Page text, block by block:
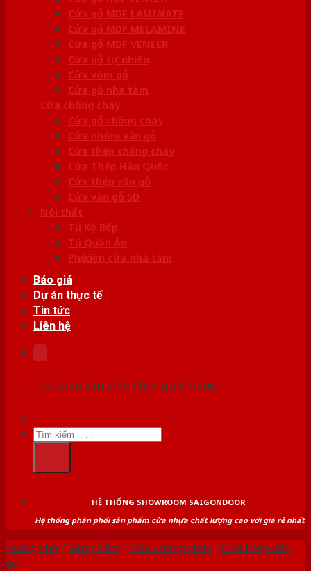
Cửa gỗ MDF LAMINATE
Cửa gỗ MDF MELAMINE
Cửa gỗ MDF VENEER
Cửa gỗ tự nhiên
Cửa vòm gỗ
Cửa gỗ nhà tắm
Cửa chống cháy
Cửa gỗ chống cháy
Cửa nhôm vân gỗ
Cửa thép chống cháy
Cửa Thép Hàn Quốc
Cửa thép vân gỗ
Cửa vân gỗ 5D
Nội thất
Tủ Kệ Bếp
Tủ Quần Áo
Phụ kiện cửa nhà tắm
Báo giá
Dự án thực tế
Tin tức
Liên hệ
Chưa có sản phẩm trong giỏ hàng.
Tìm
kiếm:
HỆ THỐNG SHOWROOM SAIGONDOOR
Hệ thống phân phối sản phẩm cửa nhựa chất lượng cao với giá rẻ nhất
Trang chủ /Sản phẩm /Cửa chống cháy/Cửa thép vân
gỗ